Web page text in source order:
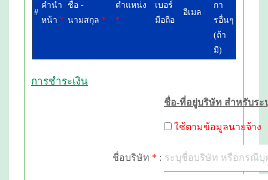
#
คำนำ
หน้า *
ชื่อ -
นามสกุล *
ตำแหน่ง
*
เบอร์
มือถือ
อีเมล
กา
รอื่นๆ
(ถ้า
มี)
การชำระเงิน
ชื่อ-ที่อยู่บริษัท สำหรับระ
ใช้ตามข้อมูลนายจ้าง
ชื่อบริษัท * :